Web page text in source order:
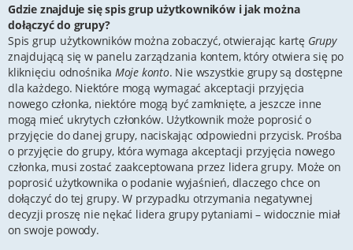
Gdzie znajduje się spis grup użytkowników i jak można
dołączyć do grupy?
Spis grup użytkowników można zobaczyć, otwierając kartę Grupy
znajdującą się w panelu zarządzania kontem, który otwiera się po
kliknięciu odnośnika Moje konto. Nie wszystkie grupy są dostępne
dla każdego. Niektóre mogą wymagać akceptacji przyjęcia
nowego członka, niektóre mogą być zamknięte, a jeszcze inne
mogą mieć ukrytych członków. Użytkownik może poprosić o
przyjęcie do danej grupy, naciskając odpowiedni przycisk. Prośba
o przyjęcie do grupy, która wymaga akceptacji przyjęcia nowego
członka, musi zostać zaakceptowana przez lidera grupy. Może on
poprosić użytkownika o podanie wyjaśnień, dlaczego chce on
dołączyć do tej grupy. W przypadku otrzymania negatywnej
decyzji proszę nie nękać lidera grupy pytaniami – widocznie miał
on swoje powody.